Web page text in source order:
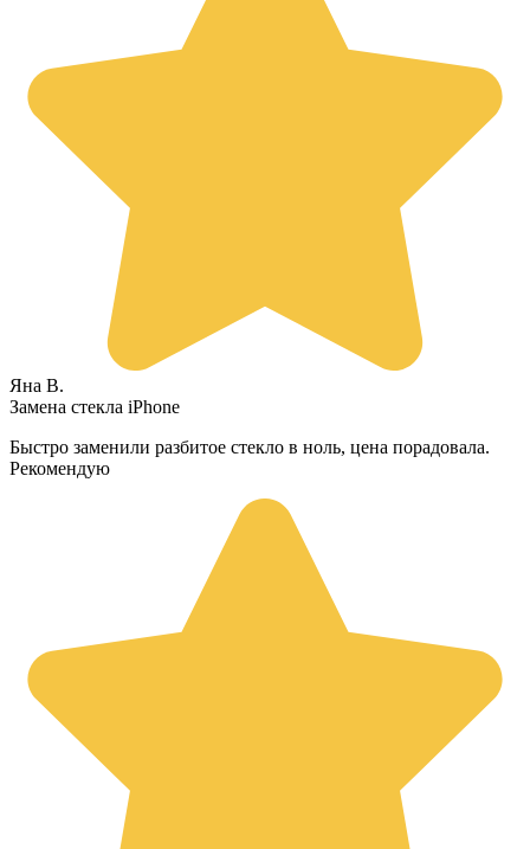
Яна В.
Замена стекла iPhone
Быстро заменили разбитое стекло в ноль, цена порадовала.
Рекомендую